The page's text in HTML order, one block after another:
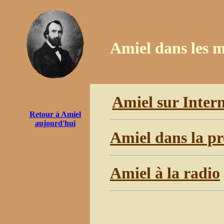
Amiel dans les
Retour à Amiel
aujourd'hui
Amiel sur
Amiel dans la
Amiel à la radio